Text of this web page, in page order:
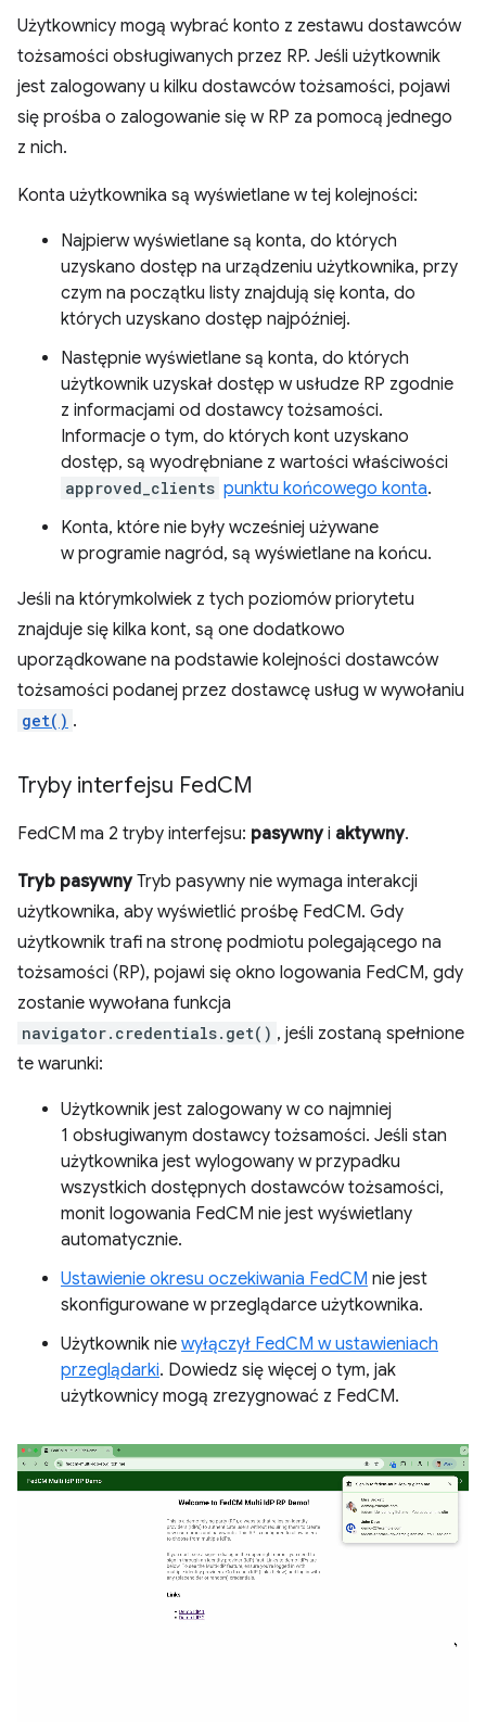
Użytkownicy mogą wybrać konto z zestawu dostawców
tożsamości obsługiwanych przez RP. Jeśli użytkownik
jest zalogowany u kilku dostawców tożsamości, pojawi
się prośba o zalogowanie się w RP za pomocą jednego
z nich.
Konta użytkownika są wyświetlane w tej kolejności:
Najpierw wyświetlane są konta, do których
uzyskano dostęp na urządzeniu użytkownika, przy
czym na początku listy znajdują się konta, do
których uzyskano dostęp najpóźniej.
Następnie wyświetlane są konta, do których
użytkownik uzyskał dostęp w usłudze RP zgodnie
z informacjami od dostawcy tożsamości.
Informacje o tym, do których kont uzyskano
dostęp, są wyodrębniane z wartości właściwości
approved_clients punktu końcowego konta.
Konta, które nie były wcześniej używane
w programie nagród, są wyświetlane na końcu.
Jeśli na którymkolwiek z tych poziomów priorytetu
znajduje się kilka kont, są one dodatkowo
uporządkowane na podstawie kolejności dostawców
tożsamości podanej przez dostawcę usług w wywołaniu
get() .
Tryby interfejsu FedCM
FedCM ma 2 tryby interfejsu: pasywnyi aktywny.
Tryb pasywnyTryb pasywny nie wymaga interakcji
użytkownika, aby wyświetlić prośbę FedCM. Gdy
użytkownik trafi na stronę podmiotu polegającego na
tożsamości (RP), pojawi się okno logowania FedCM, gdy
zostanie wywołana funkcja
navigator.credentials.get() , jeśli zostaną spełnione
te warunki:
Użytkownik jest zalogowany w co najmniej
1 obsługiwanym dostawcy tożsamości. Jeśli stan
użytkownika jest wylogowany w przypadku
wszystkich dostępnych dostawców tożsamości,
monit logowania FedCM nie jest wyświetlany
automatycznie.
Ustawienie okresu oczekiwania FedCM nie jest
skonfigurowane w przeglądarce użytkownika.
Użytkownik nie wyłączył FedCM w ustawieniach
przeglądarki. Dowiedz się więcej o tym, jak
użytkownicy mogą zrezygnować z FedCM.